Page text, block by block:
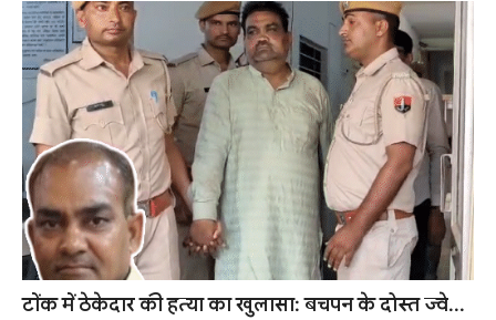
टोंक में ठेकेदार की हत्या का खुलासा: बचपन के दोस्त ज्वे...